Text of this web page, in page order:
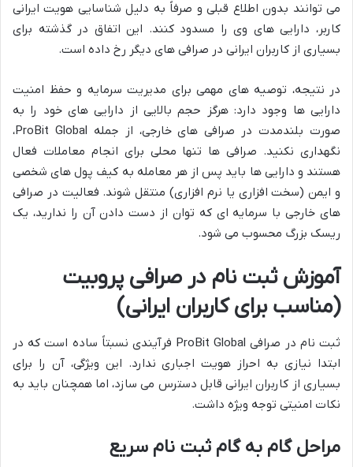
می توانند بدون اطلاع قبلی و صرفاً به دلیل شناسایی هویت ایرانی
کاربر، دارایی های وی را مسدود کنند. این اتفاق در گذشته برای
بسیاری از کاربران ایرانی در صرافی های دیگر رخ داده است.
در نتیجه، توصیه های مهمی برای مدیریت سرمایه و حفظ امنیت
دارایی ها وجود دارد: هرگز حجم بالایی از دارایی های خود را به
صورت بلندمدت در صرافی های خارجی، از جمله ProBit Global،
نگهداری نکنید. صرافی ها تنها محلی برای انجام معاملات فعال
هستند و دارایی ها باید پس از هر معامله به کیف پول های شخصی
و ایمن (سخت افزاری یا نرم افزاری) منتقل شوند. فعالیت در صرافی
های خارجی با سرمایه ای که توان از دست دادن آن را ندارید، یک
ریسک بزرگ محسوب می شود.
آموزش ثبت نام در صرافی پروبیت
(مناسب برای کاربران ایرانی)
ثبت نام در صرافی ProBit Global فرآیندی نسبتاً ساده است که در
ابتدا نیازی به احراز هویت اجباری ندارد. این ویژگی، آن را برای
بسیاری از کاربران ایرانی قابل دسترس می سازد، اما همچنان باید به
نکات امنیتی توجه ویژه داشت.
مراحل گام به گام ثبت نام سریع